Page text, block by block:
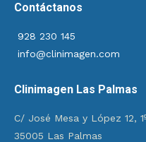
Contáctanos
928 230 145
info@clinimagen.com
Clinimagen Las Palmas
C/ José Mesa y López 12,
35005 Las Palmas